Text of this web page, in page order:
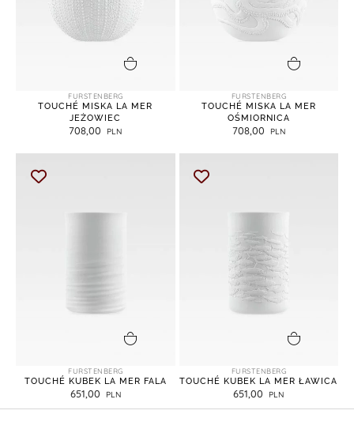
FURSTENBERG
TOUCHÉ MISKA LA MER
JEŻOWIEC
708,00
FURSTENBERG
TOUCHÉ MISKA LA MER
OŚMIORNICA
708,00
FURSTENBERG
TOUCHÉ KUBEK LA MER FALA
651,00
FURSTENBERG
TOUCHÉ KUBEK LA MER ŁAWICA
651,00